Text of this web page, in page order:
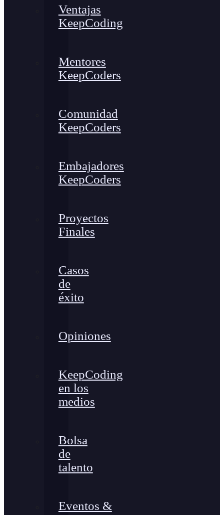
Ventajas
KeepCoding
Mentores
KeepCoders
Comunidad
KeepCoders
Embajadores
KeepCoders
Proyectos
Finales
Casos
de
éxito
Opiniones
KeepCoding
en los
medios
Bolsa
de
talento
Eventos &